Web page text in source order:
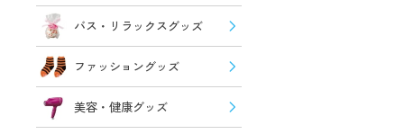
バス・リラックスグッズ
ファッショングッズ
美容・健康グッズ